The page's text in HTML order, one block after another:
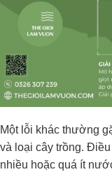
Một lỗi khác thường
và loại cây trồng.
nhiều hoặc quá ít